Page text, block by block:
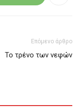
Επόμενο άρθρο
Το τρένο των νεφών